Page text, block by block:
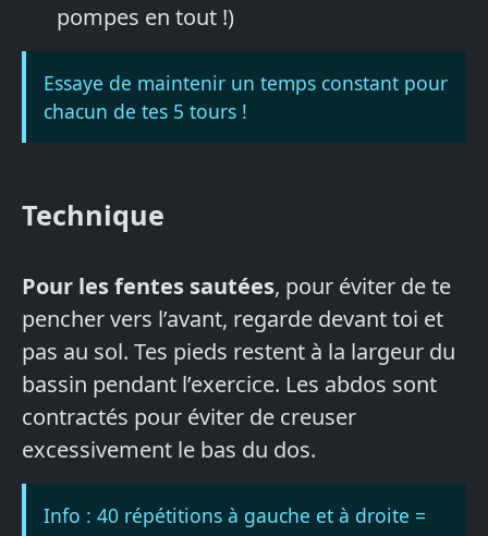
pompes en tout !)
Essaye de maintenir un temps constant pour
chacun de tes 5 tours !
Technique
Pour les fentes sautées, pour éviter de te
pencher vers l’avant, regarde devant toi et
pas au sol. Tes pieds restent à la largeur du
bassin pendant l’exercice. Les abdos sont
contractés pour éviter de creuser
excessivement le bas du dos.
Info : 40 répétitions à gauche et à droite =